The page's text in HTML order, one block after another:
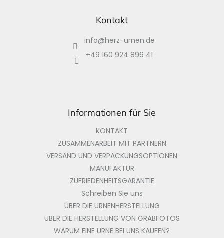
Kontakt
info@herz-urnen.de
+49 160 924 896 41
Informationen für Sie
KONTAKT
ZUSAMMENARBEIT MIT PARTNERN
VERSAND UND VERPACKUNGSOPTIONEN
MANUFAKTUR
ZUFRIEDENHEITSGARANTIE
Schreiben Sie uns
ÜBER DIE URNENHERSTELLUNG
ÜBER DIE HERSTELLUNG VON GRABFOTOS
WARUM EINE URNE BEI UNS KAUFEN?